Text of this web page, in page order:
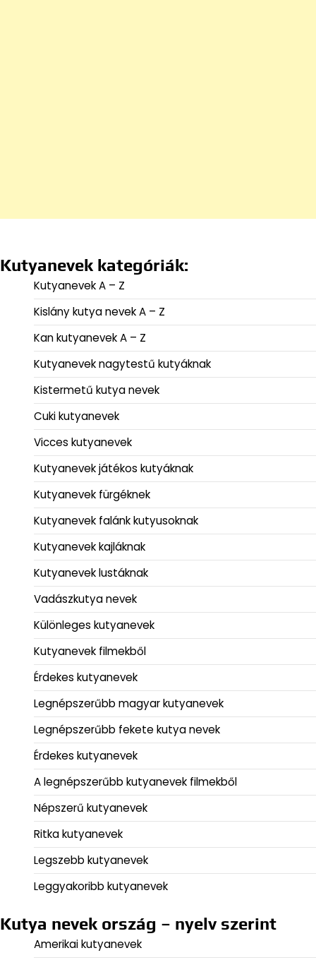
Kutyanevek kategóriák:
Kutyanevek A – Z
Kislány kutya nevek A – Z
Kan kutyanevek A – Z
Kutyanevek nagytestű kutyáknak
Kistermetű kutya nevek
Cuki kutyanevek
Vicces kutyanevek
Kutyanevek játékos kutyáknak
Kutyanevek fürgéknek
Kutyanevek falánk kutyusoknak
Kutyanevek kajláknak
Kutyanevek lustáknak
Vadászkutya nevek
Különleges kutyanevek
Kutyanevek filmekből
Érdekes kutyanevek
Legnépszerűbb magyar kutyanevek
Legnépszerűbb fekete kutya nevek
Érdekes kutyanevek
A legnépszerűbb kutyanevek filmekből
Népszerű kutyanevek
Ritka kutyanevek
Legszebb kutyanevek
Leggyakoribb kutyanevek
Kutya nevek ország – nyelv szerint
Amerikai kutyanevek